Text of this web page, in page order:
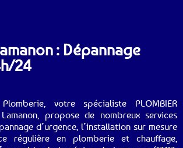
: Dépannage
24
votre spécialiste PLOMBIER
Lamanon, propose de nombreux services
d’urgence, l’installation sur mesure
régulière en plomberie et chauffage,